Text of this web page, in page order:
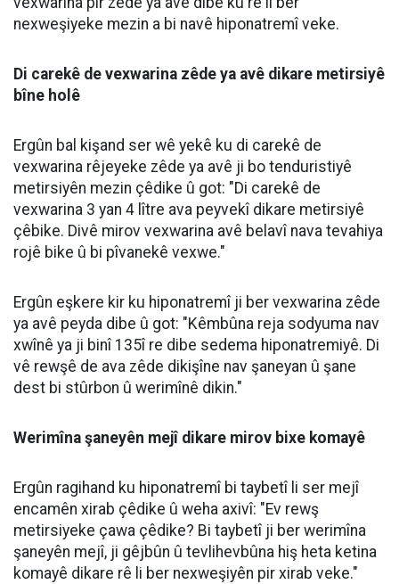
Mûhemmed Emîn Ergûn hişyarî da ku vexwarina
nezanistî ya avê di demên havînê de dibe ku rê li ber
Haberler
'de takip edin ✰işaretine
basmayı unutmayın
Daxilî yê Nexweşxaneya Lêkolîn û Perwerdehiyê ya
Sêrtê, bal kişand ser ferziya vexwarina avê di mehên
germ ên havînê de û da zanîn ku çiqas ku vexwarina
avê ya bi pîvana pêwîst girîng e, bi rengê rast
vexwarina wê jî ewçend xwedî nirx û girîngî ye.
Ergûn da zanîn ku nexasim di demeke kurt de
nexweşiyeke mezin a bi navê hiponatremî veke.
Di carekê de vexwarina zêde ya avê dikare metirsiyê
bîne holê